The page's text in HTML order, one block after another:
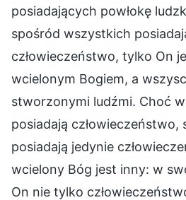
posiadających powłokę
spośród wszystkich
człowieczeństwo, tylko On
wcielonym Bogiem, a
stworzonymi ludźmi. Choć
posiadają człowieczeństwo,
posiadają jedynie
wcielony Bóg jest inny: w
On nie tylko